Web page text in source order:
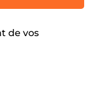
de vos